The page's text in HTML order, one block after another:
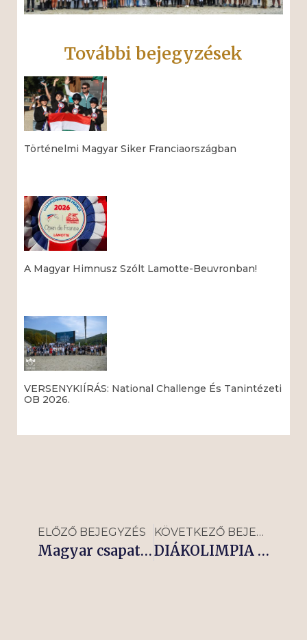
További bejegyzések
Történelmi Magyar Siker Franciaországban
A Magyar Himnusz Szólt Lamotte-Beuvronban!
VERSENYKIÍRÁS: National Challenge És Tanintézeti
OB 2026.
ELŐZŐ BEJEGYZÉS
Magyar csapat az Open de France-on!
KÖVETKEZŐ BEJEGYZÉS
DIÁKOLIMPIA 2025.